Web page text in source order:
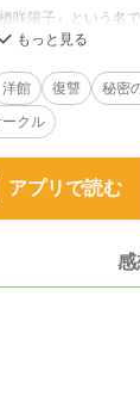
咲陽子』という名
流月は知っていた
か。ただの悪戯か
者がいるのか。
いように見えたが
れてはならない秘
ごす流月。しかし
んだはずの陽子の
洋館 復讐
秘密
クル
アプリで読む
感